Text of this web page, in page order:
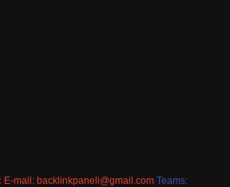
E-mail: backlinkpaneli@gmail.com Teams: